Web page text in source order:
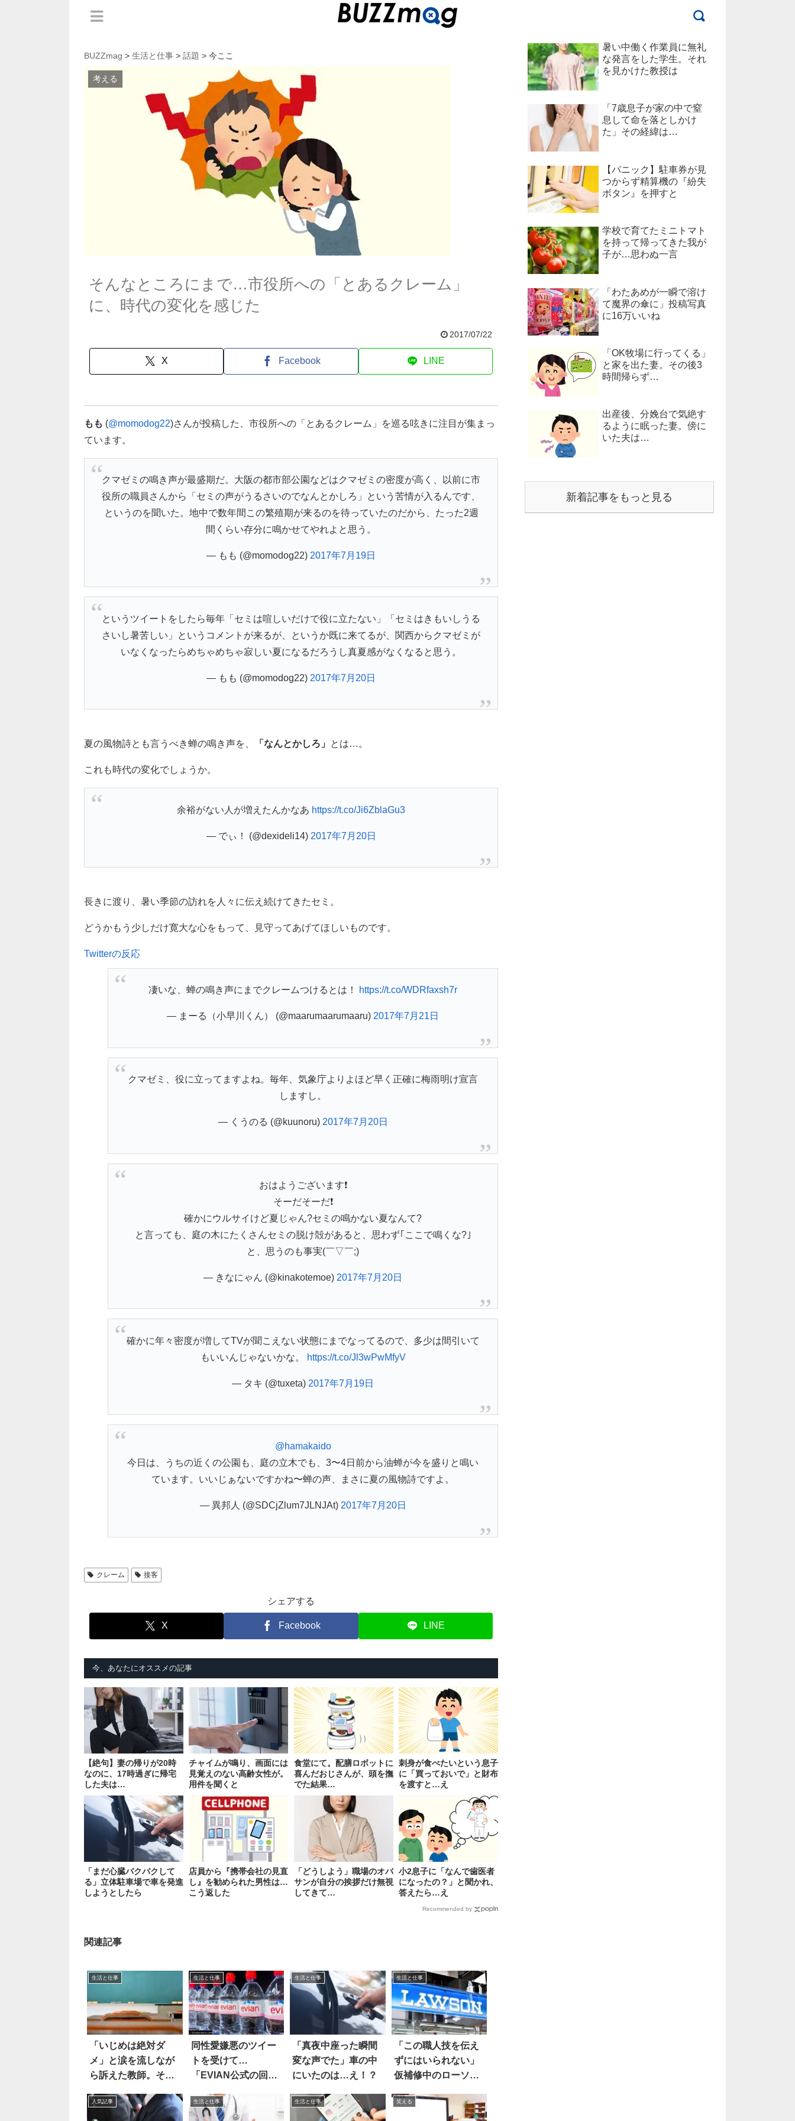
BUZZmag > 生活と仕事 > 話題 > 今ここ
考える
そんなところにまで…市役所への「とあるクレーム」
に、時代の変化を感じた
2017/07/22
X Facebook LINE
もも (@momodog22)さんが投稿した、市役所への「とあるクレーム」を巡る呟きに注目が集まっ
ています。
クマゼミの鳴き声が最盛期だ。大阪の都市部公園などはクマゼミの密度が高く、以前に市
役所の職員さんから「セミの声がうるさいのでなんとかしろ」という苦情が入るんです、
というのを聞いた。地中で数年間この繁殖期が来るのを待っていたのだから、たった2週
間くらい存分に鳴かせてやれよと思う。
— もも (@momodog22) 2017年7月19日
というツイートをしたら毎年「セミは喧しいだけで役に立たない」「セミはきもいしうる
さいし暑苦しい」というコメントが来るが、というか既に来てるが、関西からクマゼミが
いなくなったらめちゃめちゃ寂しい夏になるだろうし真夏感がなくなると思う。
— もも (@momodog22) 2017年7月20日
夏の風物詩とも言うべき蝉の鳴き声を、 「なんとかしろ」 とは…。
これも時代の変化でしょうか。
余裕がない人が増えたんかなあ https://t.co/Ji6ZblaGu3
— でぃ！ (@dexideli14) 2017年7月20日
長きに渡り、暑い季節の訪れを人々に伝え続けてきたセミ。
どうかもう少しだけ寛大な心をもって、見守ってあげてほしいものです。
Twitterの反応
凄いな、蝉の鳴き声にまでクレームつけるとは！ https://t.co/WDRfaxsh7r
— まーる（小早川くん） (@maarumaarumaaru) 2017年7月21日
クマゼミ、役に立ってますよね。毎年、気象庁よりよほど早く正確に梅雨明け宣言
しますし。
— くうのる (@kuunoru) 2017年7月20日
おはようございます❗
そーだそーだ❗
確かにウルサイけど夏じゃん?セミの鳴かない夏なんて?
と言っても、庭の木にたくさんセミの脱け殻があると、思わず｢ここで鳴くな?｣
と、思うのも事実(￣▽￣;)
— きなにゃん (@kinakotemoe) 2017年7月20日
確かに年々密度が増してTVが聞こえない状態にまでなってるので、多少は間引いて
もいいんじゃないかな。
https://t.co/Jl3wPwMfyV
— タキ (@tuxeta) 2017年7月19日
@hamakaido
今日は、うちの近くの公園も、庭の立木でも、3〜4日前から油蝉が今を盛りと鳴い
ています。いいじぁないですかね〜蝉の声、まさに夏の風物詩ですよ。
— 異邦人 (@SDCjZlum7JLNJAt) 2017年7月20日
クレーム 接客
シェアする
X Facebook LINE
今、あなたにオススメの記事
【絶句】妻の帰りが20時
なのに、17時過ぎに帰宅
した夫は…
チャイムが鳴り、画面には
見覚えのない高齢女性が。
用件を聞くと
食堂にて。配膳ロボットに
喜んだおじさんが、頭を撫
でた結果…
刺身が食べたいという息子
に「買っておいで」と財布
を渡すと…え
「まだ心臓バクバクして
る」立体駐車場で車を発進
しようとしたら
店員から『携帯会社の見直
し』を勧められた男性は…
こう返した
「どうしよう」職場のオバ
サンが自分の挨拶だけ無視
してきて…
小2息子に「なんで歯医者
になったの？」と聞かれ、
答えたら…え
Recommended by
関連記事
生活と仕事
「いじめは絶対ダ
メ」と涙を流しなが
ら訴えた教師。その
生活と仕事
同性愛嫌悪のツイー
トを受けて…
「EVIAN公式の回
生活と仕事
「真夜中座った瞬間
変な声でた」車の中
にいたのは…え！？
生活と仕事
「この職人技を伝え
ずにはいられない」
仮補修中のローソン
人気記事 生活と仕事 生活と仕事 笑える
暑い中働く作業員に無礼
な発言をした学生。それ
を見かけた教授は
「7歳息子が家の中で窒
息して命を落としかけ
た」その経緯は…
【パニック】駐車券が見
つからず精算機の『紛失
ボタン』を押すと
学校で育てたミニトマト
を持って帰ってきた我が
子が…思わぬ一言
「わたあめが一瞬で溶け
て魔界の傘に」投稿写真
に16万いいね
「OK牧場に行ってくる」
と家を出た妻。その後3
時間帰らず…
出産後、分娩台で気絶す
るように眠った妻。傍に
いた夫は…
新着記事をもっと見る